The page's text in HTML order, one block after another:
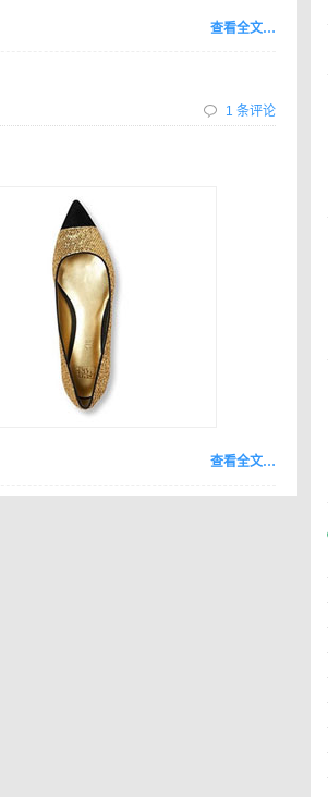
查看全文…
1 条评论
查看全文…